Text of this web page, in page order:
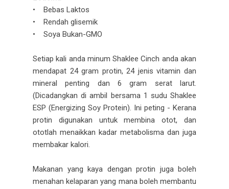
• Bebas Laktos
• Rendah glisemik
• Soya Bukan-GMO
Setiap kali anda minum Shaklee Cinch anda akan
mendapat 24 gram protin, 24 jenis vitamin dan
mineral penting dan 6 gram serat larut.
(Dicadangkan di ambil bersama 1 sudu Shaklee
ESP (Energizing Soy Protein). Ini peting - Kerana
protin digunakan untuk membina otot, dan
ototlah menaikkan kadar metabolisma dan juga
membakar kalori.
Makanan yang kaya dengan protin juga boleh
menahan kelaparan yang mana boleh membantu